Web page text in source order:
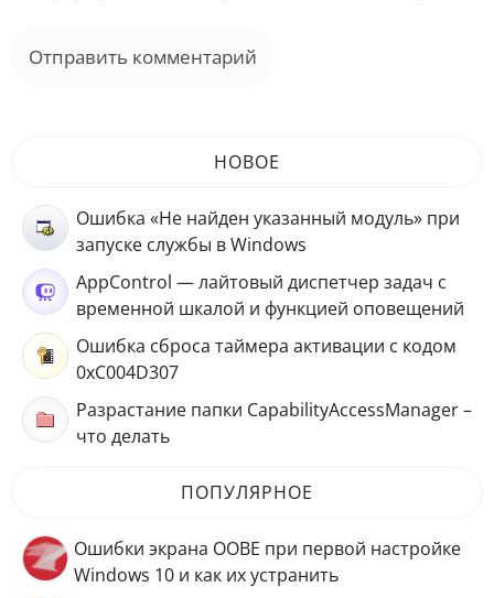
НОВОЕ
Ошибка «Не найден указанный модуль» при
запуске службы в Windows
AppControl — лайтовый диспетчер задач с
временной шкалой и функцией оповещений
Ошибка сброса таймера активации с кодом
0xC004D307
Разрастание папки CapabilityAccessManager –
что делать
ПОПУЛЯРНОЕ
Ошибки экрана OOBE при первой настройке
Windows 10 и как их устранить